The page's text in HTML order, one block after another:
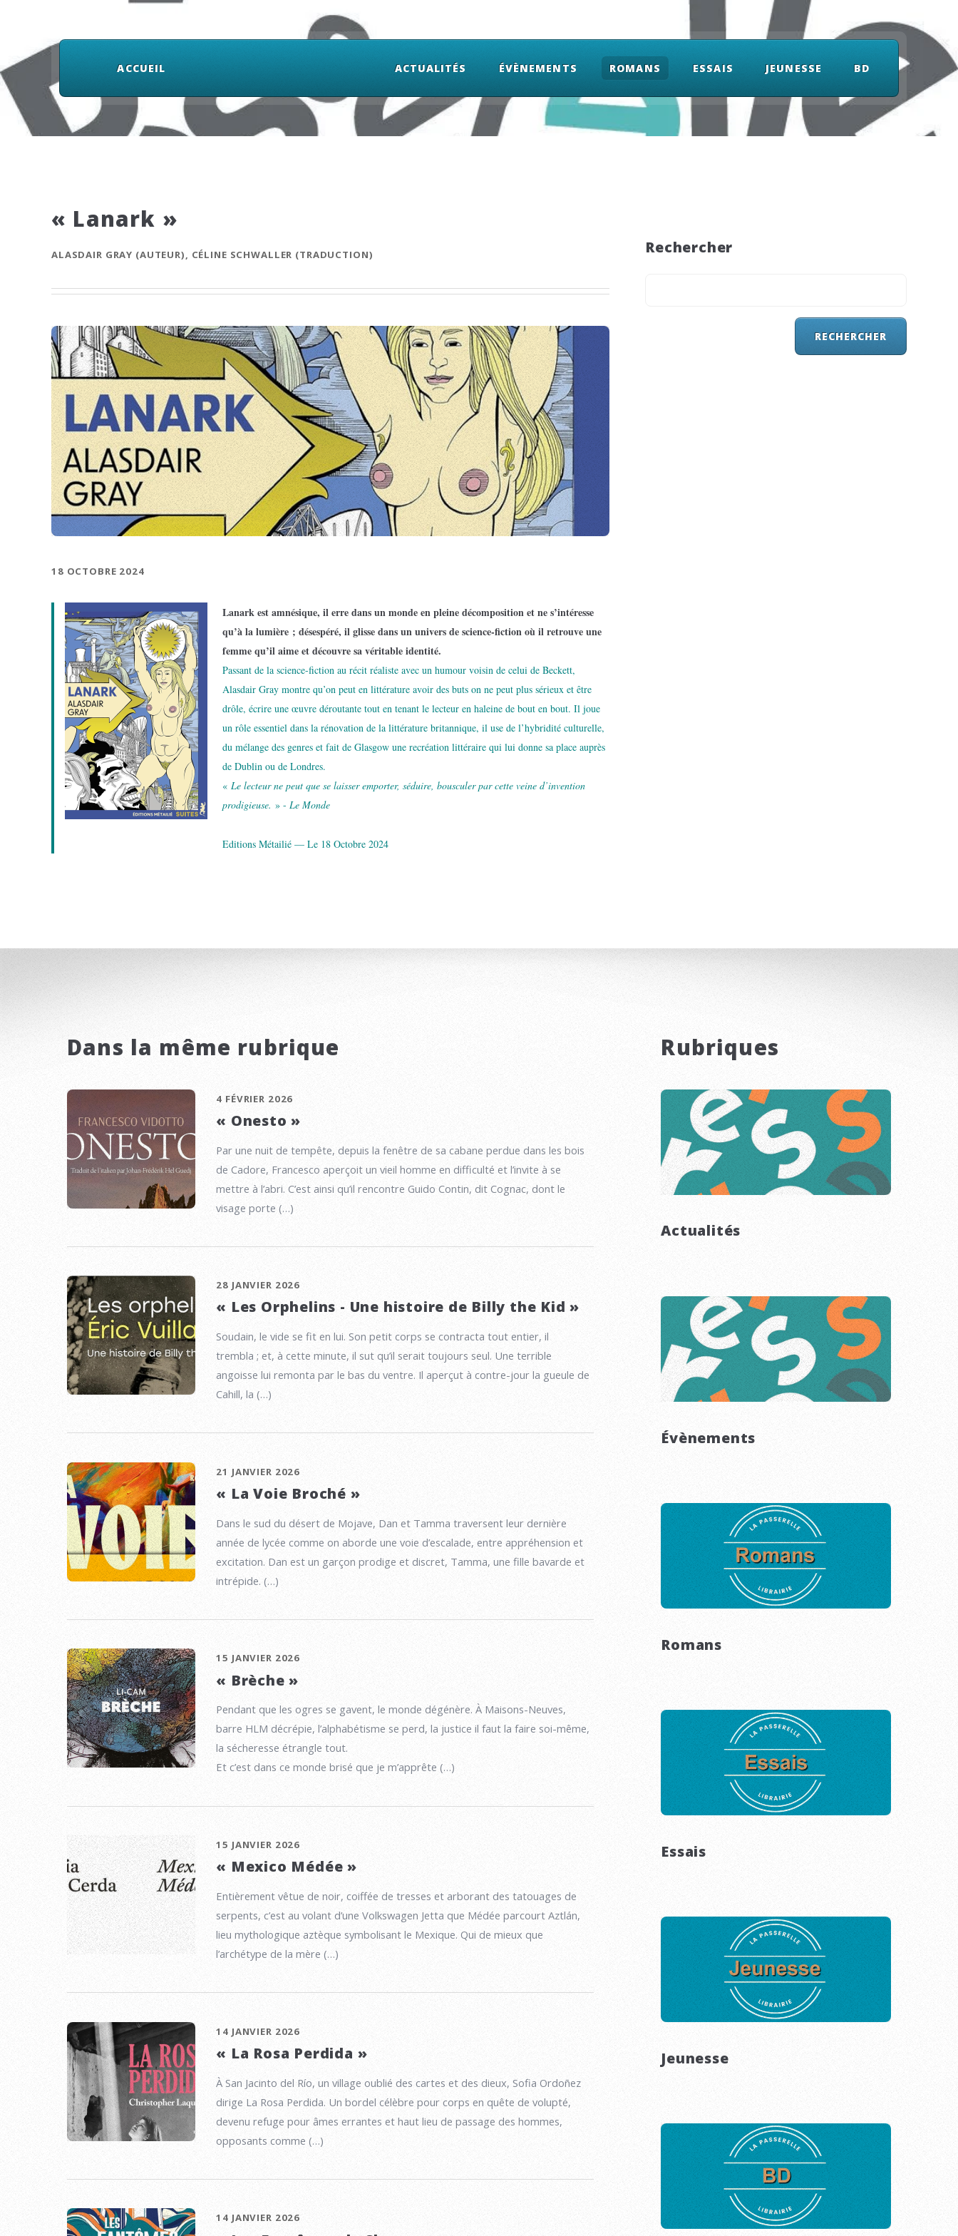
ACCUEIL ACTUALITÉS ÉVÈNEMENTS ROMANS ESSAIS JEUNESSE BD
« Lanark »
ALASDAIR GRAY (AUTEUR), CÉLINE SCHWALLER (TRADUCTION)
18 OCTOBRE 2024
Lanark est amnésique, il erre dans un monde en pleine décomposition et ne s’intéresse
qu’à la lumière ; désespéré, il glisse dans un univers de science-fiction où il retrouve une
femme qu’il aime et découvre sa véritable identité.
Passant de la science-fiction au récit réaliste avec un humour voisin de celui de Beckett,
Alasdair Gray montre qu’on peut en littéra­ture avoir des buts on ne peut plus sérieux et être
drôle, écrire une œuvre déroutante tout en tenant le lecteur en haleine de bout en bout. Il joue
un rôle essentiel dans la rénova­tion de la littérature britannique, il use de l’hybridité culturelle,
du mélange des genres et fait de Glasgow une recréation littéraire qui lui donne sa place auprès
de Dublin ou de Londres.
« Le lecteur ne peut que se laisser emporter, séduire, bousculer par cette veine d’invention
prodigieuse. » - Le Monde
Editions Métailié — Le 18 Octobre 2024
Rechercher
Dans la même rubrique
4 FÉVRIER 2026
« Onesto »
Par une nuit de tempête, depuis la fenêtre de sa cabane perdue dans les bois
de Cadore, Francesco aperçoit un vieil homme en difficulté et l’invite à se
mettre à l’abri. C’est ainsi qu’il rencontre Guido Contin, dit Cognac, dont le
visage porte (…)
28 JANVIER 2026
« Les Orphelins - Une histoire de Billy the Kid »
Soudain, le vide se fit en lui. Son petit corps se contracta tout entier, il
trembla ; et, à cette minute, il sut qu’il serait toujours seul. Une terrible
angoisse lui remonta par le bas du ventre. Il aperçut à contre-jour la gueule de
Cahill, la (…)
21 JANVIER 2026
« La Voie Broché »
Dans le sud du désert de Mojave, Dan et Tamma traversent leur dernière
année de lycée comme on aborde une voie d’escalade, entre appréhension et
excitation. Dan est un garçon prodige et discret, Tamma, une fille bavarde et
intrépide. (…)
15 JANVIER 2026
« Brèche »
Pendant que les ogres se gavent, le monde dégénère. À Maisons-Neuves,
barre HLM décrépie, l’alphabétisme se perd, la justice il faut la faire soi-même,
la sécheresse étrangle tout.
Et c’est dans ce monde brisé que je m’apprête (…)
15 JANVIER 2026
« Mexico Médée »
Entièrement vêtue de noir, coiffée de tresses et arborant des tatouages de
serpents, c’est au volant d’une Volkswagen Jetta que Médée parcourt Aztlán,
lieu mythologique aztèque symbolisant le Mexique. Qui de mieux que
l’archétype de la mère (…)
14 JANVIER 2026
« La Rosa Perdida »
À San Jacinto del Río, un village oublié des cartes et des dieux, Sofia Ordoñez
dirige La Rosa Perdida. Un bordel célèbre pour corps en quête de volupté,
devenu refuge pour âmes errantes et haut lieu de passage des hommes,
opposants comme (…)
14 JANVIER 2026
Rubriques
Actualités
Évènements
Romans
Essais
Jeunesse